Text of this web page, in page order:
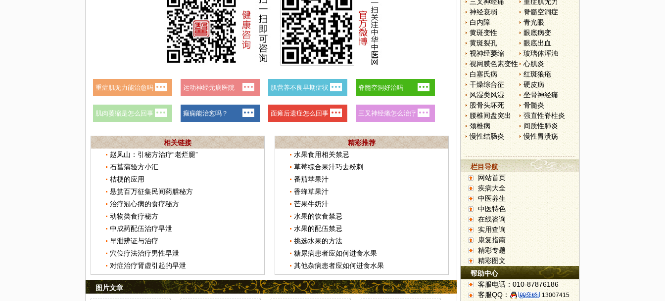
相关链接
赵凤山：引秘方治疗“老烂腿”
石菖蒲验方小汇
桔梗的应用
悬赏百万征集民间药膳秘方
治疗冠心病的食疗秘方
动物类食疗秘方
中成药配伍治疗早泄
早泄辨证与治疗
穴位疗法治疗男性早泄
对症治疗肾虚引起的早泄
精彩推荐
水果食用相关禁忌
草莓综合果汁巧去粉刺
番茄苹果汁
香蜂草果汁
芒果牛奶汁
水果的饮食禁忌
水果的配伍禁忌
挑选水果的方法
糖尿病患者应如何进食水果
其他杂病患者应如何进食水果
图片文章
神经衰弱
脊髓空洞症
白内障
青光眼
黄斑变性
眼底病变
黄斑裂孔
眼底出血
视神经萎缩
玻璃体浑浊
视网膜色素变性
心肌炎
白塞氏病
红斑狼疮
干燥综合征
硬皮病
风湿类风湿
坐骨神经痛
股骨头坏死
骨髓炎
腰椎间盘突出
强直性脊柱炎
颈椎病
间质性肺炎
慢性结肠炎
慢性胃溃疡
栏目导航
网站首页
疾病大全
中医养生
中医特色
在线咨询
实用查询
康复指南
精彩专题
精彩图文
帮助中心
客服电话：010-87876186
客服QQ：
13007415